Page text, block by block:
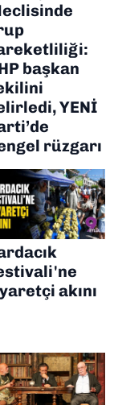
başkan
YENİ
rüzgarı
akını